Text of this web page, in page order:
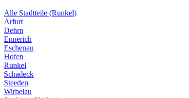
Alle Stadtteile (Runkel)
Arfurt
Dehrn
Ennerich
Eschenau
Hofen
Runkel
Schadeck
Steeden
Wirbelau